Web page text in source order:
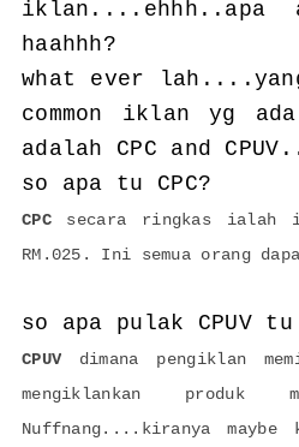
iklan....ehhh..apa
haahhh?
what ever
common iklan yg
adalah CPC and
so apa tu CPC?
CPC secara ringkas
RM.025. Ini semua orang
so apa pulak CPUV
CPUV dimana pengiklan
mengiklankan produk
Nuffnang....kiranya maybe